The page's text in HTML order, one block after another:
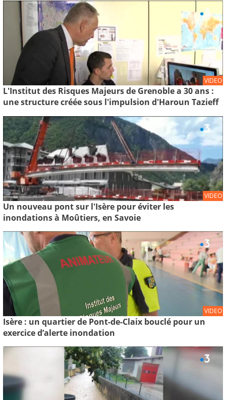
VIDEO
L'Institut des Risques Majeurs de Grenoble a 30 ans :
une structure créée sous l'impulsion d'Haroun Tazieff
VIDEO
Un nouveau pont sur l'Isère pour éviter les
inondations à Moûtiers, en Savoie
VIDEO
Isère : un quartier de Pont-de-Claix bouclé pour un
exercice d’alerte inondation